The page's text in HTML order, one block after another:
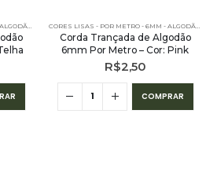
METRO - 6MM - ALGODÃO
PE – 6MM – ALGODÃO - POR METRO, POR METRO -
Corda Trançada de Algodão
6mm Por Metro – Cor: Pink
R$2,50
COMPRAR